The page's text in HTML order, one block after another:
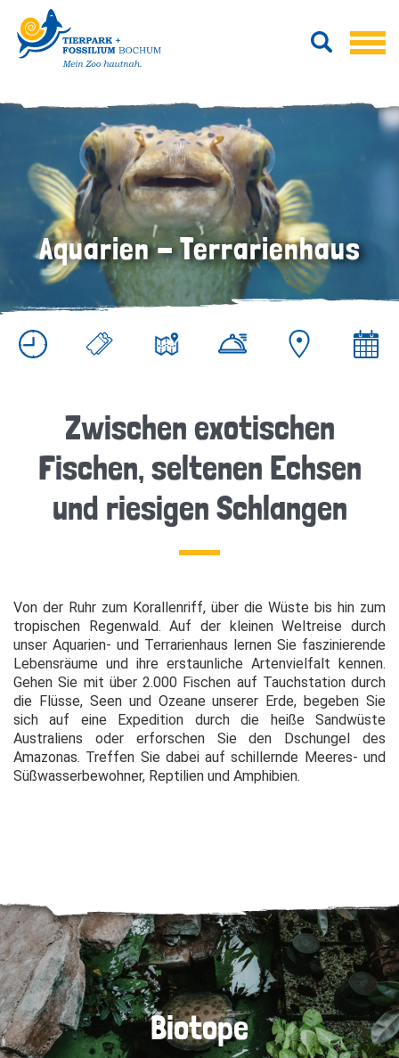
Aquarien - Terrarienhaus
Zwischen exotischen
Fischen, seltenen Echsen
und riesigen Schlangen
Von der Ruhr zum Korallenriff, über die Wüste bis hin zum
tropischen Regenwald. Auf der kleinen Weltreise durch
unser Aquarien- und Terrarienhaus lernen Sie faszinierende
Lebensräume und ihre erstaunliche Artenvielfalt kennen.
Gehen Sie mit über 2.000 Fischen auf Tauchstation durch
die Flüsse, Seen und Ozeane unserer Erde, begeben Sie
sich auf eine Expedition durch die heiße Sandwüste
Australiens oder erforschen Sie den Dschungel des
Amazonas. Treffen Sie dabei auf schillernde Meeres- und
Süßwasserbewohner, Reptilien und Amphibien.
Biotope